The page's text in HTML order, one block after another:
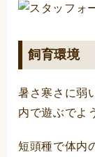
飼育環境
暑さ寒さに弱
内で遊ぶでよ
短頭種で体内